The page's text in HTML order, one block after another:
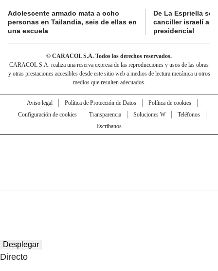
Adolescente armado mata a ocho
personas en Tailandia, seis de ellas en
una escuela
De La Espriella se
canciller israelí
presidencial
© CARACOL S.A. Todos los derechos reservados.
CARACOL S.A. realiza una reserva expresa de las reproducciones y usos de las obras
y otras prestaciones accesibles desde este sitio web a medios de lectura mecánica u otros
medios que resulten adecuados.
Aviso legal Política de Protección de Datos
Política de cookies
Configuración de cookies
Transparencia Soluciones W
Teléfonos
Escríbanos
Desplegar
Directo